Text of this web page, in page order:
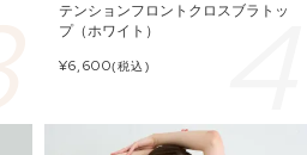
テンションフロントクロスブラトッ
プ（ホワイト）
¥6,600(税込)